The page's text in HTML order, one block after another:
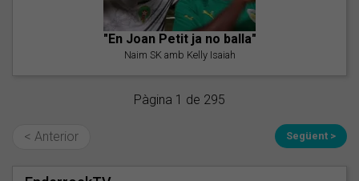
"En Joan Petit ja no balla"
Naim SK amb Kelly Isaiah
Pàgina 1 de 295
< Anterior Següent >